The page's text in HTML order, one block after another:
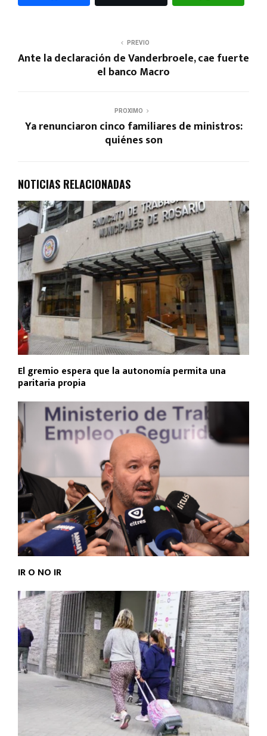
PREVIO
Ante la declaración de Vanderbroele, cae fuerte
el banco Macro
PROXIMO
Ya renunciaron cinco familiares de ministros:
quiénes son
NOTICIAS RELACIONADAS
El gremio espera que la autonomía permita una
paritaria propia
IR O NO IR